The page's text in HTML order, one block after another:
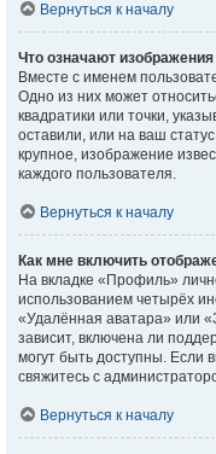
Вернуться к началу
Что означают
Вместе с именем
Одно из них может
квадратики или точки,
оставили, или на ваш
крупное, изображение
каждого пользователя.
Вернуться к началу
Как мне включить
На вкладке «Профиль»
использованием четырёх
«Удалённая аватара» или
зависит, включена ли
могут быть доступны. Если
свяжитесь с
Вернуться к началу